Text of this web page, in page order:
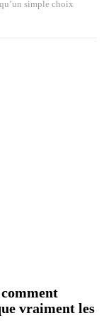
simple choix
vraiment les